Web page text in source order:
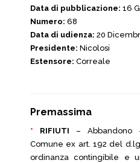
Data di pubblicazione: 16
Numero: 68
Data di udienza: 20
Presidente: Nicolosi
Estensore: Correale
Premassima
* RIFIUTI – Abbandono
Comune ex art. 192 del
ordinanza contingibile e